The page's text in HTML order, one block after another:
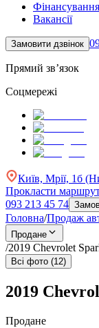
Фінансування
Вакансії
Замовити дзвінок
Прямий зв’язок
Соцмережі
Київ, Мрії, 1б
Прокласти
093 213 45 74
Головна/Продаж
Продане
/2019 Chevrolet
Всі фото (12)
2019
Продане